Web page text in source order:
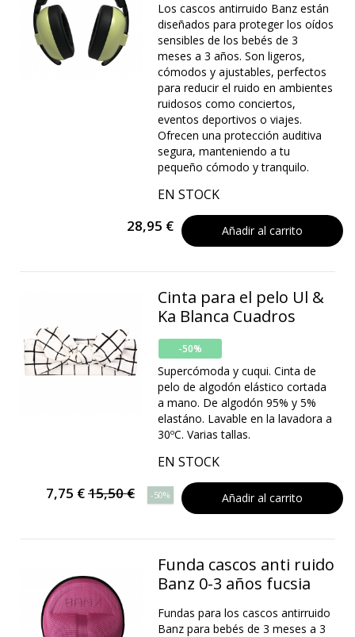
Los cascos antirruido Banz están
diseñados para proteger los oídos
sensibles de los bebés de 3
meses a 3 años. Son ligeros,
cómodos y ajustables, perfectos
para reducir el ruido en ambientes
ruidosos como conciertos,
eventos deportivos o viajes.
Ofrecen una protección auditiva
segura, manteniendo a tu
pequeño cómodo y tranquilo.
EN STOCK
28,95 € Añadir al carrito
Cinta para el pelo Ul &
Ka Blanca Cuadros
-50%
Supercómoda y cuqui. Cinta de
pelo de algodón elástico cortada
a mano. De algodón 95% y 5%
elastáno. Lavable en la lavadora a
30ºC. Varias tallas.
EN STOCK
7,75 €15,50 € -50% Añadir al carrito
Funda cascos anti ruido
Banz 0-3 años fucsia
Fundas para los cascos antirruido
Banz para bebés de 3 meses a 3